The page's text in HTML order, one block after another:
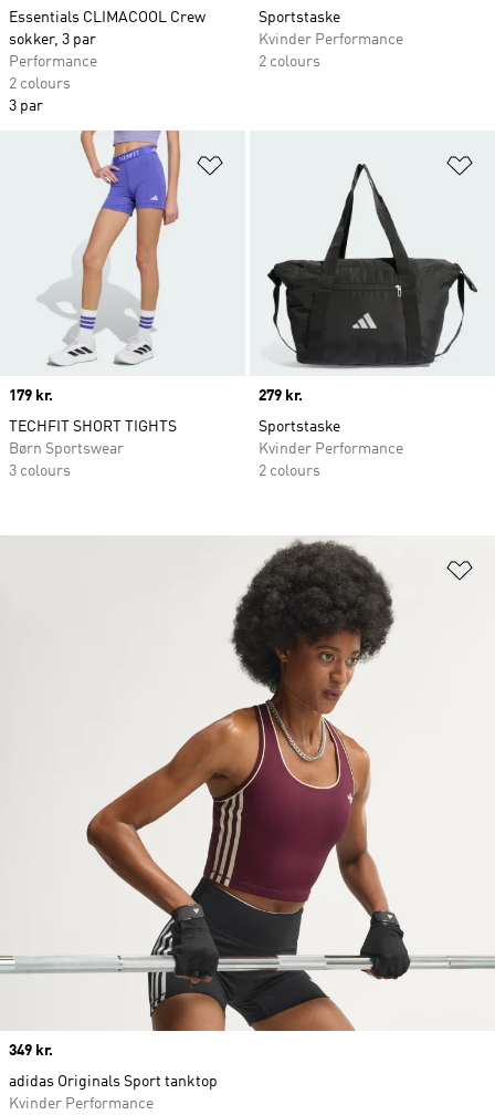
Essentials CLIMACOOL Crew
sokker, 3 par
Performance
2 colours
3 par
Sportstaske
Kvinder Performance
2 colours
Price
179 kr.
TECHFIT SHORT TIGHTS
Børn Sportswear
3 colours
Price
279 kr.
Sportstaske
Kvinder Performance
2 colours
Price
349 kr.
adidas Originals Sport tanktop
Kvinder Performance